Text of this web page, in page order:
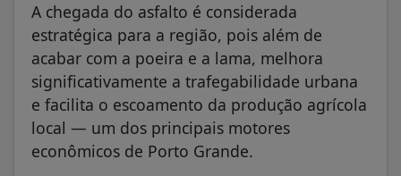
A chegada do asfalto é considerada
estratégica para a região, pois além de
acabar com a poeira e a lama, melhora
significativamente a trafegabilidade urbana
e facilita o escoamento da produção agrícola
local — um dos principais motores
econômicos de Porto Grande.